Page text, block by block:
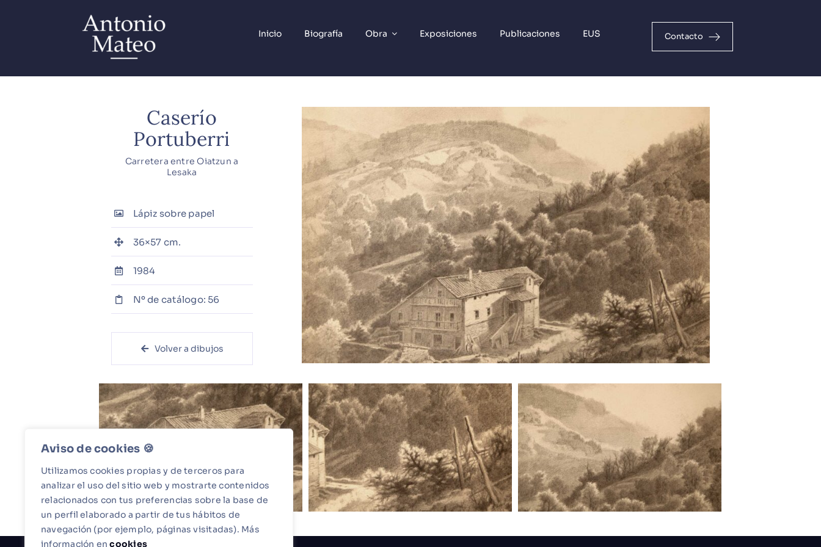
Aviso de cookies 🍪​
Utilizamos cookies propias y de terceros para
analizar el uso del sitio web y mostrarte contenidos
relacionados con tus preferencias sobre la base de
un perfil elaborado a partir de tus hábitos de
navegación (por ejemplo, páginas visitadas). Más
información encookies
Inicio Biografía Obra Exposiciones Publicaciones EUS Contacto
Caserío
Portuberri
Carretera entre Oiatzun a
Lesaka
Lápiz sobre papel
36×57 cm.
1984
Nº de catálogo: 56
Volver a dibujos